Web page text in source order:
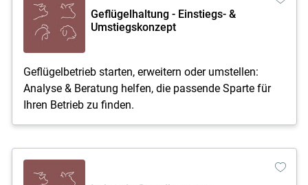
Geflügelhaltung - Einstiegs- &
Umstiegskonzept
Geflügelbetrieb starten, erweitern oder umstellen:
Analyse & Beratung helfen, die passende Sparte für
Ihren Betrieb zu finden.